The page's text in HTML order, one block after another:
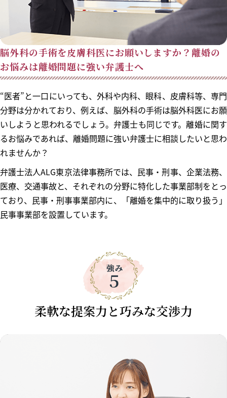
脳外科の手術を皮膚科医にお願いしますか？離婚の
お悩みは離婚問題に強い弁護士へ
“医者”と一口にいっても、外科や内科、眼科、皮膚科等、専門
分野は分かれており、例えば、脳外科の手術は脳外科医にお願
いしようと思われるでしょう。弁護士も同じです。離婚に関す
るお悩みであれば、離婚問題に強い弁護士に相談したいと思わ
れませんか？
弁護士法人ALG東京法律事務所では、民事・刑事、企業法務、
医療、交通事故と、それぞれの分野に特化した事業部制をとっ
ており、民事・刑事事業部内に、「離婚を集中的に取り扱う」
民事事業部を設置しています。
柔軟な提案力と巧みな交渉力